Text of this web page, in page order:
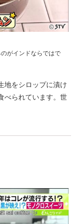
がインドならではで
地をシロップに漬け
べられています。世